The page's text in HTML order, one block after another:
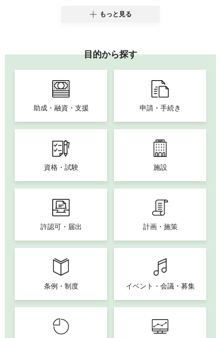
もっと見る
目的から探す
助成・融資・支援 申請・手続き
資格・試験 施設
許認可・届出 計画・施策
条例・制度 イベント・会議・募集